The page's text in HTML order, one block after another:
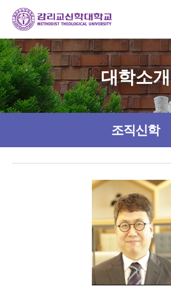
대학소개
조직신학